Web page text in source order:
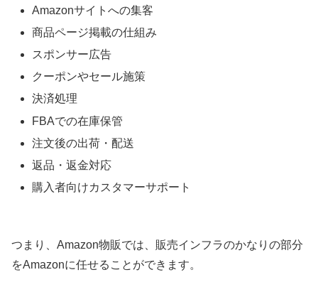
Amazonサイトへの集客
商品ページ掲載の仕組み
スポンサー広告
クーポンやセール施策
決済処理
FBAでの在庫保管
注文後の出荷・配送
返品・返金対応
購入者向けカスタマーサポート
つまり、Amazon物販では、販売インフラのかなりの部分
をAmazonに任せることができます。